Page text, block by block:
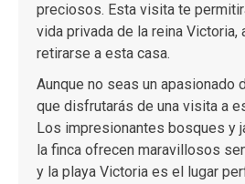
preciosos. Esta visita te
vida privada de la reina Victoria,
retirarse a esta casa.
Aunque no seas un apasionado
que disfrutarás de una visita a
Los impresionantes bosques y
la finca ofrecen maravillosos
y la playa Victoria es el lugar